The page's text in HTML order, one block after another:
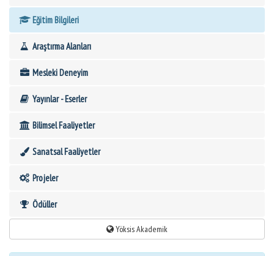
Eğitim Bilgileri
Araştırma Alanları
Mesleki Deneyim
Yayınlar - Eserler
Bilimsel Faaliyetler
Sanatsal Faaliyetler
Projeler
Ödüller
Yöksis Akademik